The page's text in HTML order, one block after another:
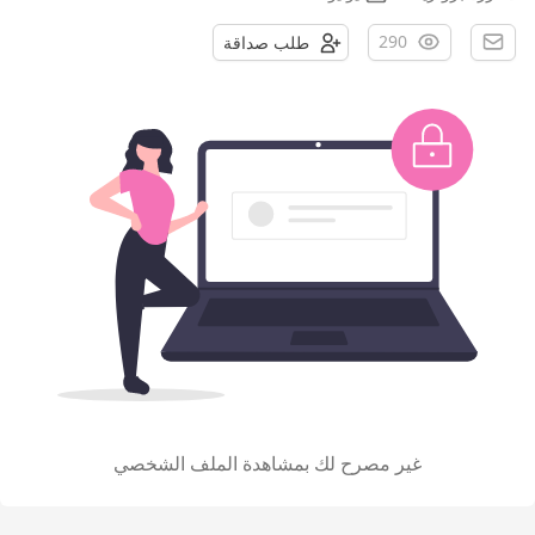
290 طلب صداقة
غير مصرح لك بمشاهدة الملف الشخصي